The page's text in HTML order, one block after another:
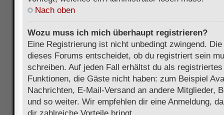
Nach oben
Wozu muss ich mich überhaupt registrieren?
Eine Registrierung ist nicht unbedingt zwingend.
dieses Forums entscheidet, ob du registriert sein
schreiben. Auf jeden Fall erhältst du als
Funktionen, die Gäste nicht haben: zum Beispiel
Nachrichten, E-Mail-Versand an andere Mitglieder,
und so weiter. Wir empfehlen dir eine Anmeldung,